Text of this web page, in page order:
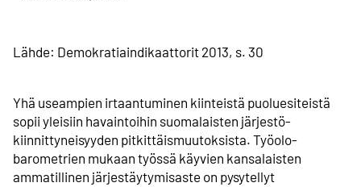
Lähde: Demokratiaindikaattorit 2013, s. 30
Yhä useampien irtaantuminen kiinteistä puoluesiteistä
sopii yleisiin havaintoihin suomalaisten järjestö­
kiinnittyneisyyden pitkittäismuutoksista. Työolo­
barometrien mukaan työssä käyvien kansalaisten
ammatillinen järjestäytymis­aste on pysytellyt